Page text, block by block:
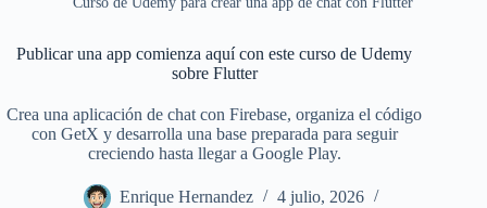
Publicar una app comienza aquí con este curso de Udemy
sobre Flutter
Crea una aplicación de chat con Firebase, organiza el código
con GetX y desarrolla una base preparada para seguir
creciendo hasta llegar a Google Play.
Enrique Hernandez
4 julio, 2026